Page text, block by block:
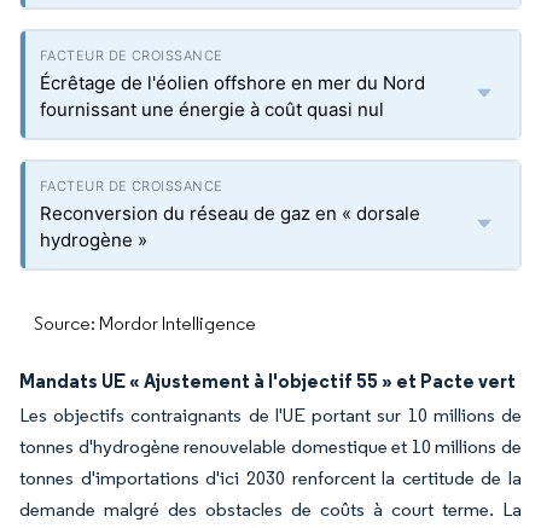
Écrêtage de l'éolien offshore en mer du Nord
fournissant une énergie à coût quasi nul
Reconversion du réseau de gaz en « dorsale
hydrogène »
Source: Mordor Intelligence
Mandats UE « Ajustement à l'objectif 55 » et Pacte vert
Les objectifs contraignants de l'UE portant sur 10 millions de
tonnes d'hydrogène renouvelable domestique et 10 millions de
tonnes d'importations d'ici 2030 renforcent la certitude de la
demande malgré des obstacles de coûts à court terme. La